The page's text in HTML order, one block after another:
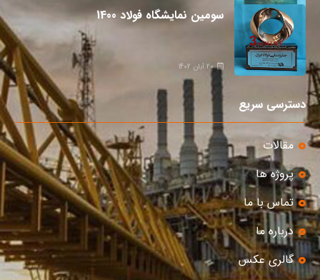
سومین نمایشگاه فولاد 1400
20 آبان 1402
دسترسی سریع
مقالات
پروژه ها
تماس با ما
درباره ما
گالری عکس